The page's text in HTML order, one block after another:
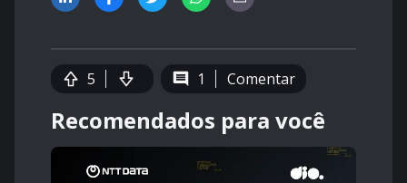
5 1 Comentar
Recomendados para você